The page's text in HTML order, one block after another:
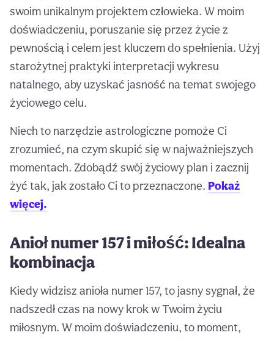
swoim unikalnym projektem człowieka. W moim
doświadczeniu, poruszanie się przez życie z
pewnością i celem jest kluczem do spełnienia. Użyj
starożytnej praktyki interpretacji wykresu
natalnego, aby uzyskać jasność na temat swojego
życiowego celu.
Niech to narzędzie astrologiczne pomoże Ci
zrozumieć, na czym skupić się w najważniejszych
momentach. Zdobądź swój życiowy plan i zacznij
żyć tak, jak zostało Ci to przeznaczone. Pokaż
więcej.
Anioł numer 157 i miłość: Idealna
kombinacja
Kiedy widzisz anioła numer 157, to jasny sygnał, że
nadszedł czas na nowy krok w Twoim życiu
miłosnym. W moim doświadczeniu, to moment,